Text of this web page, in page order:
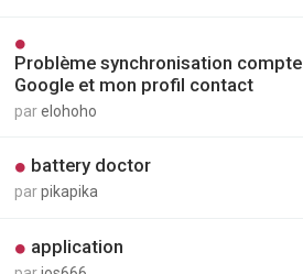
Problème synchronisation compte
Google et mon profil contact
parelohoho
battery doctor
parpikapika
application